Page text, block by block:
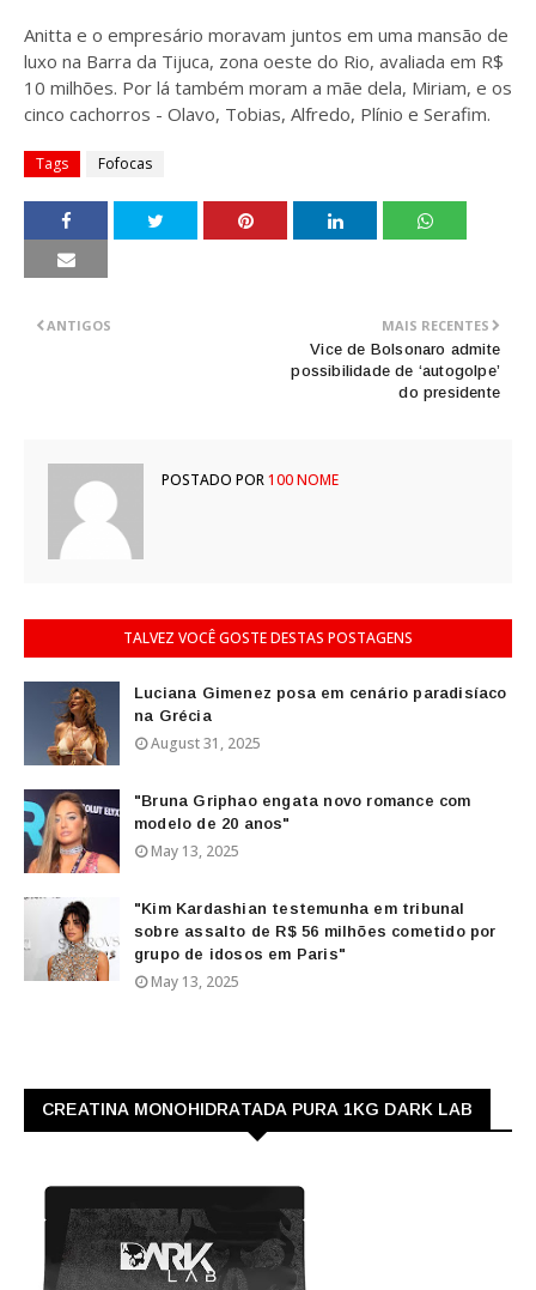
Anitta e o empresário moravam juntos em uma mansão de
luxo na Barra da Tijuca, zona oeste do Rio, avaliada em R$
10 milhões. Por lá também moram a mãe dela, Miriam, e os
cinco cachorros - Olavo, Tobias, Alfredo, Plínio e Serafim.
Tags Fofocas
MAIS RECENTES
Vice de Bolsonaro admite
possibilidade de ‘autogolpe’
do presidente
ANTIGOS
POSTADO POR100 NOME
TALVEZ VOCÊ GOSTE DESTAS POSTAGENS
Luciana Gimenez posa em cenário paradisíaco
na Grécia
August 31, 2025
"Bruna Griphao engata novo romance com
modelo de 20 anos"
May 13, 2025
"Kim Kardashian testemunha em tribunal
sobre assalto de R$ 56 milhões cometido por
grupo de idosos em Paris"
May 13, 2025
CREATINA MONOHIDRATADA PURA 1KG DARK LAB